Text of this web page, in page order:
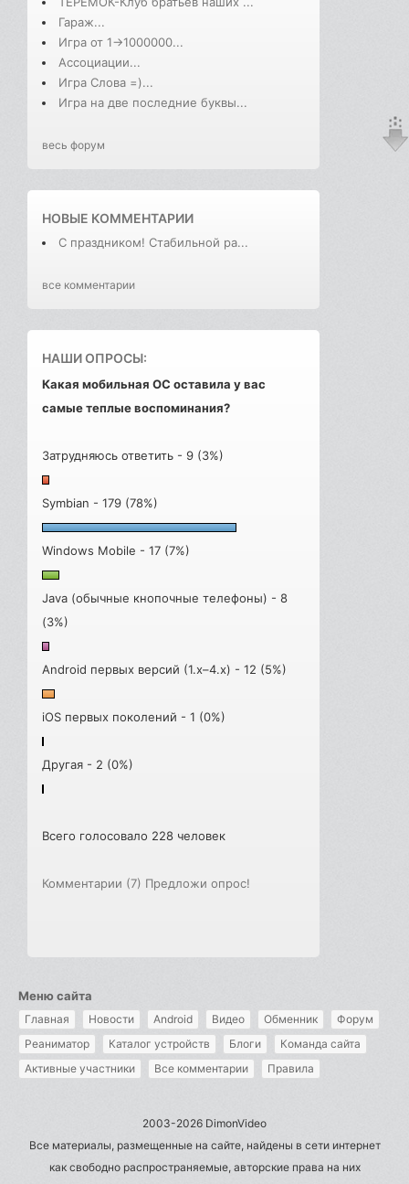
Гараж...
Игра от 1->1000000...
Ассоциации...
Игра Слова =)...
Игра на две последние буквы...
весь форум
НОВЫЕ КОММЕНТАРИИ
С праздником! Стабильной ра...
все комментарии
НАШИ ОПРОСЫ:
Какая мобильная ОС оставила у вас
самые теплые воспоминания?
Затрудняюсь ответить - 9 (3%)
Symbian - 179 (78%)
Windows Mobile - 17 (7%)
Java (обычные кнопочные телефоны) - 8
(3%)
Android первых версий (1.x–4.x) - 12 (5%)
iOS первых поколений - 1 (0%)
Другая - 2 (0%)
Всего голосовало 228 человек
Комментарии (7) Предложи опрос!
Меню сайта
Главная Новости Android Видео Обменник
Форум
Реаниматор
Каталог устройств Блоги
Команда сайта
Активные участники
Все комментарии Правила
2003-2026 DimonVideo
Все материалы, размещенные на сайте, найдены в сети интернет
как свободно распространяемые, авторские права на них